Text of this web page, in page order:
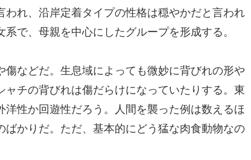
れ、沿岸定着タイプの性格は穏やかだと言われ
で、母親を中心にしたグループを形成する。
などだ。生息域によっても微妙に背びれの形や
チの背びれは傷だらけになっていたりする。東
性か回遊性だろう。人間を襲った例は数えるほ
かりだ。ただ、基本的にどう猛な肉食動物なの